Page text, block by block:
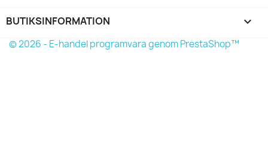
BUTIKSINFORMATION keyboard_arrow_down
© 2026 - E-handel programvara genom PrestaShop™